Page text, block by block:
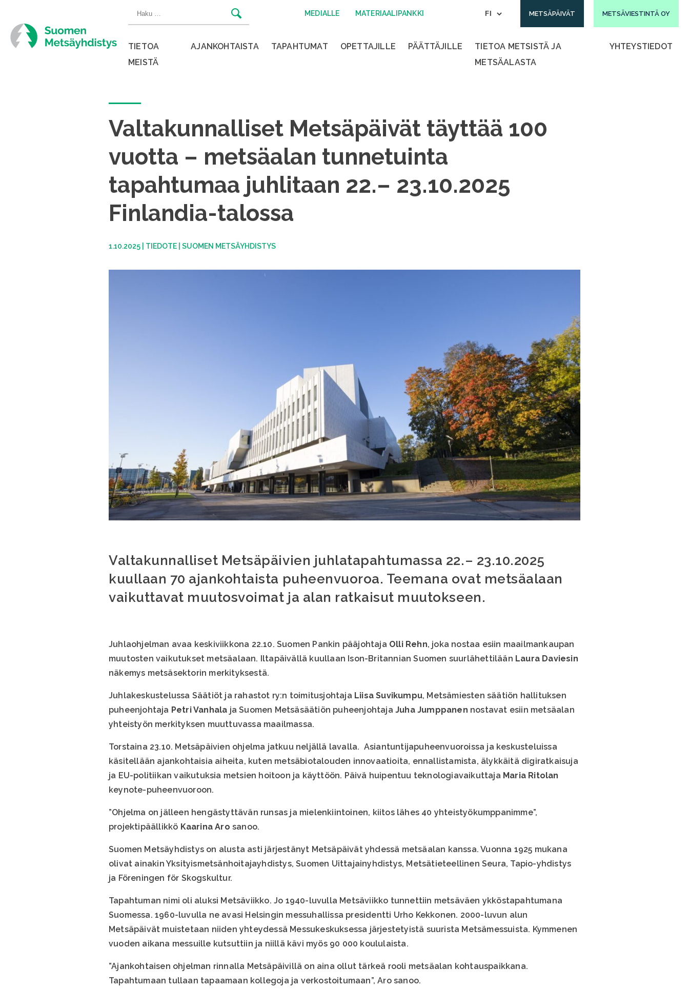
sisältöön
Haku: MEDIALLE MATERIAALIPANKKI METSÄPÄIVÄT METSÄVIESTINTÄ OY
TIETOA
MEISTÄ
AJANKOHTAISTA TAPAHTUMAT OPETTAJILLE PÄÄTTÄJILLE
TIETOA METSISTÄ JA
METSÄALASTA
YHTEYSTIEDOT
Valtakunnalliset Metsäpäivät täyttää 100
vuotta – metsäalan tunnetuinta
tapahtumaa juhlitaan 22.– 23.10.2025
Finlandia-talossa
1.10.2025 TIEDOTE SUOMEN METSÄYHDISTYS
Valtakunnalliset Metsäpäivien juhlatapahtumassa 22.– 23.10.2025
kuullaan 70 ajankohtaista puheenvuoroa. Teemana ovat metsäalaan
vaikuttavat muutosvoimat ja alan ratkaisut muutokseen.
Juhlaohjelman avaa keskiviikkona 22.10. Suomen Pankin pääjohtaja Olli Rehn, joka nostaa esiin maailmankaupan
muutosten vaikutukset metsäalaan. Iltapäivällä kuullaan Ison-Britannian Suomen suurlähettilään Laura Daviesin
näkemys metsäsektorin merkityksestä.
Juhlakeskustelussa Säätiöt ja rahastot ry:n toimitusjohtaja Liisa Suvikumpu, Metsämiesten säätiön hallituksen
puheenjohtaja Petri Vanhala ja Suomen Metsäsäätiön puheenjohtajaJuha Jumppanen nostavat esiin metsäalan
yhteistyön merkityksen muuttuvassa maailmassa.
Torstaina 23.10. Metsäpäivien ohjelma jatkuu neljällä lavalla. Asiantuntijapuheenvuoroissa ja keskusteluissa
käsitellään ajankohtaisia aiheita, kuten metsäbiotalouden innovaatioita, ennallistamista, älykkäitä digiratkaisuja
ja EU-politiikan vaikutuksia metsien hoitoon ja käyttöön. Päivä huipentuu teknologiavaikuttaja Maria Ritolan
keynote-puheenvuoroon.
”Ohjelma on jälleen hengästyttävän runsas ja mielenkiintoinen, kiitos lähes 40 yhteistyökumppanimme”,
projektipäällikkö Kaarina Aro sanoo.
Suomen Metsäyhdistys on alusta asti järjestänyt Metsäpäivät yhdessä metsäalan kanssa. Vuonna 1925 mukana
olivat ainakin Yksityismetsänhoitajayhdistys, Suomen Uittajainyhdistys, Metsätieteellinen Seura, Tapio-yhdistys
ja Föreningen för Skogskultur.
Tapahtuman nimi oli aluksi Metsäviikko. Jo 1940-luvulla Metsäviikko tunnettiin metsäväen ykköstapahtumana
Suomessa. 1960-luvulla ne avasi Helsingin messuhallissa presidentti Urho Kekkonen. 2000-luvun alun
Metsäpäivät muistetaan niiden yhteydessä Messukeskuksessa järjestetyistä suurista Metsämessuista. Kymmenen
vuoden aikana messuille kutsuttiin ja niillä kävi myös 90 000 koululaista.
”Ajankohtaisen ohjelman rinnalla Metsäpäivillä on aina ollut tärkeä rooli metsäalan kohtauspaikkana.
Tapahtumaan tullaan tapaamaan kollegoja ja verkostoitumaan”, Aro sanoo.